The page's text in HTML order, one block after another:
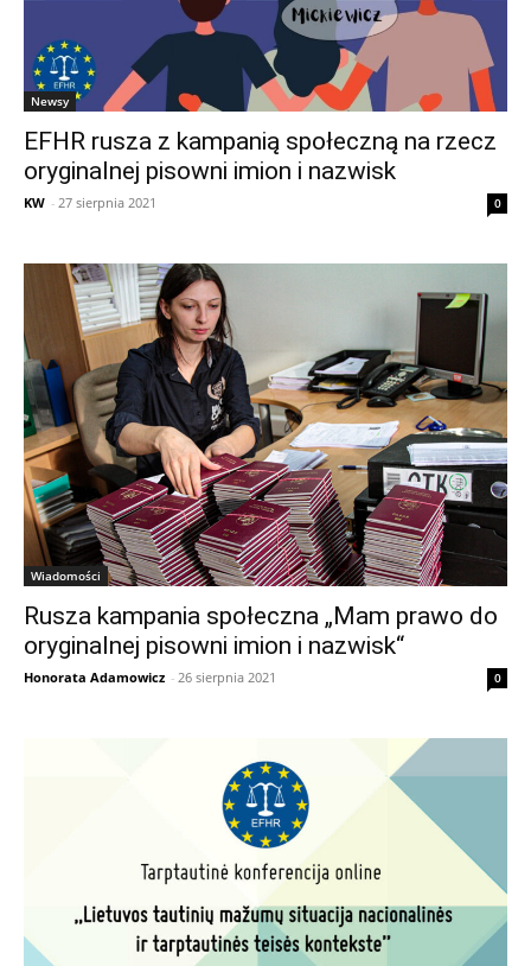
Newsy
EFHR rusza z kampanią społeczną na rzecz
oryginalnej pisowni imion i nazwisk
KW - 27 sierpnia 2021 0
Wiadomości
Rusza kampania społeczna „Mam prawo do
oryginalnej pisowni imion i nazwisk“
Honorata Adamowicz - 26 sierpnia 2021 0